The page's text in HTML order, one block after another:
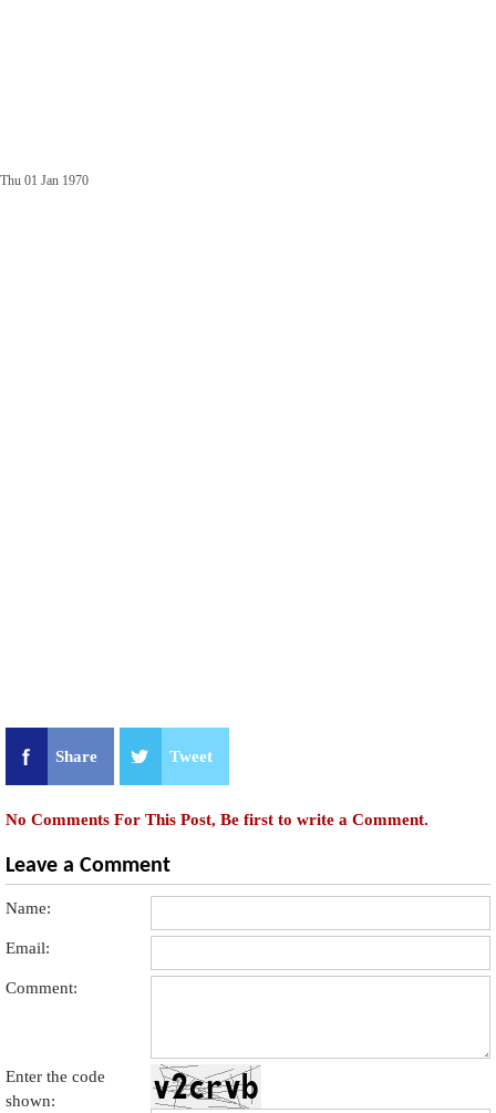
Thu 01 Jan 1970
Share Tweet
No Comments For This Post, Be first to write a Comment.
Leave a Comment
Name:
Email:
Comment:
Enter the code
shown: